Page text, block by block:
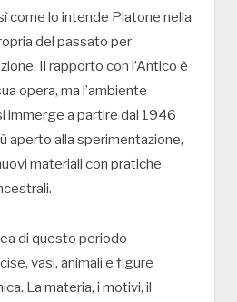
come lo intende Platone nella
del passato per
Il rapporto con l’Antico è
opera, ma l’ambiente
immerge a partire dal 1946
aperto alla sperimentazione,
materiali con pratiche
di questo periodo
vasi, animali e figure
La materia, i motivi, il